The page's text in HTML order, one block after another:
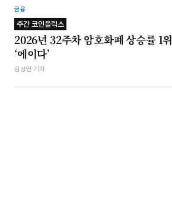
금융
주간 코인플릭스
2026년 32주차 암호화폐 상승률 1위
‘에이다’
김상연 기자